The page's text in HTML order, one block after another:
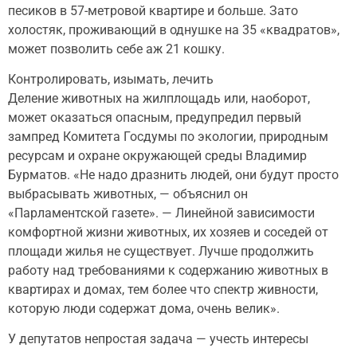
песиков в 57-метровой квартире и больше. Зато
холостяк, проживающий в однушке на 35 «квадратов»,
может позволить себе аж 21 кошку.
Контролировать, изымать, лечить
Деление животных на жилплощадь или, наоборот,
может оказаться опасным, предупредил первый
зампред Комитета Госдумы по экологии, природным
ресурсам и охране окружающей среды Владимир
Бурматов. «Не надо дразнить людей, они будут просто
выбрасывать животных, — объяснил он
«Парламентской газете». — Линейной зависимости
комфортной жизни животных, их хозяев и соседей от
площади жилья не существует. Лучше продолжить
работу над требованиями к содержанию животных в
квартирах и домах, тем более что спектр живности,
которую люди содержат дома, очень велик».
У депутатов непростая задача — учесть интересы